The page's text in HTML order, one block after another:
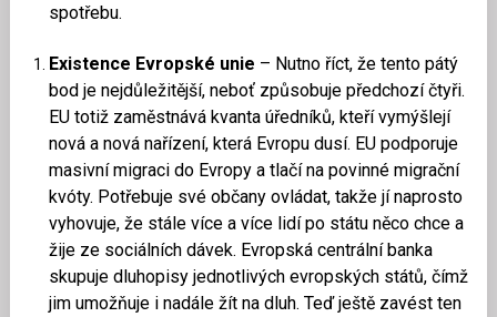
spotřebu.
Existence Evropské unie – Nutno říct, že tento pátý
bod je nejdůležitější, neboť způsobuje předchozí čtyři.
EU totiž zaměstnává kvanta úředníků, kteří vymýšlejí
nová a nová nařízení, která Evropu dusí. EU podporuje
masivní migraci do Evropy a tlačí na povinné migrační
kvóty. Potřebuje své občany ovládat, takže jí naprosto
vyhovuje, že stále více a více lidí po státu něco chce a
žije ze sociálních dávek. Evropská centrální banka
skupuje dluhopisy jednotlivých evropských států, čímž
jim umožňuje i nadále žít na dluh. Teď ještě zavést ten